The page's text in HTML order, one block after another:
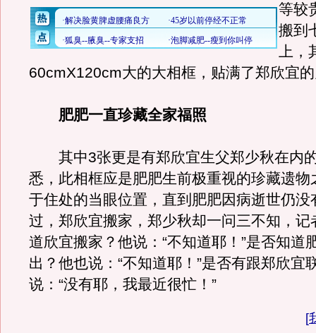
等较
搬到
上，
60cmX120cm大的大相框，贴满了郑欣宜
肥肥一直珍藏全家福照
其中3张更是有郑欣宜生父郑少秋在内
悉，此相框应是肥肥生前极重视的珍藏遗物
于住处的当眼位置，直到肥肥因病逝世仍没
过，郑欣宜搬家，郑少秋却一问三不知，记
道欣宜搬家？他说：“不知道耶！”是否知道
出？他也说：“不知道耶！”是否有跟郑欣宜
说：“没有耶，我最近很忙！”
[